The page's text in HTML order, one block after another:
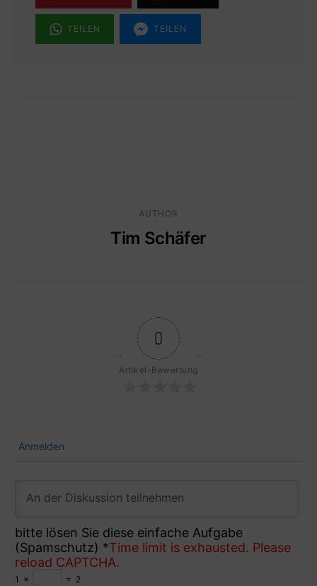
TEILEN TEILEN
AUTHOR
Tim Schäfer
0
Artikel-Bewertung
Anmelden
bitte lösen Sie diese einfache Aufgabe
(Spamschutz) *Time limit is exhausted. Please
reload CAPTCHA.
1 × = 2